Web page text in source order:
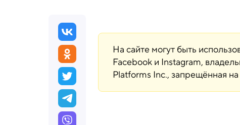
На сайте могут быть
Facebook и Instagram,
Platforms Inc., запрещённая